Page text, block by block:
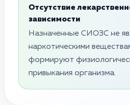
Отсутствие
зависимости
Назначенные СИОЗС не
наркотическими
формируют
привыкания организма.